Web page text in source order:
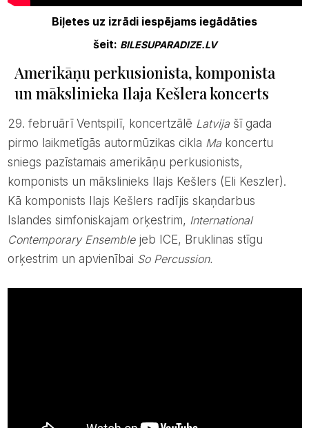
Biļetes uz izrādi iespējams iegādāties
šeit: BILESUPARADIZE.LV
Amerikāņu perkusionista, komponista
un mākslinieka Ilaja Kešlera koncerts
29. februārī Ventspilī, koncertzālē Latvijašī gada
pirmo laikmetīgās autormūzikas cikla Makoncertu
sniegs pazīstamais amerikāņu perkusionists,
komponists un mākslinieks Ilajs Kešlers (Eli Keszler).
Kā komponists Ilajs Kešlers radījis skaņdarbus
Islandes simfoniskajam orķestrim, International
Contemporary Ensemblejeb ICE, Bruklinas stīgu
orķestrim un apvienībai So Percussion.